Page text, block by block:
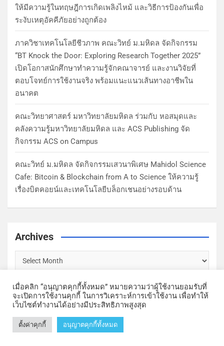
ให้มีความรู้ในทฤษฎีการเกิดเพลิงไหม้ และวิธีการป้องกันเพื่อ
ระงับเหตุอัคคีภัยอย่างถูกต้อง
ภาควิชาเทคโนโลยีชีวภาพ คณะวิทย์ ม.มหิดล จัดกิจกรรม
“BT Knock the Door: Exploring Research Together 2025”
เปิดโอกาสนักศึกษาทำความรู้จักคณาจารย์ และงานวิจัยที่
ตอบโจทย์การใช้งานจริง พร้อมแนะแนวเส้นทางอาชีพใน
อนาคต
คณะวิทยาศาสตร์ มหาวิทยาลัยมหิดล ร่วมกับ หอสมุดและ
คลังความรู้มหาวิทยาลัยมหิดล และ ACS Publishing จัด
กิจกรรม ACS on Campus
คณะวิทย์ ม.มหิดล จัดกิจกรรมเสวนาพิเศษ Mahidol Science
Cafe: Bitcoin & Blockchain from A to Science ให้ความรู้
เรื่องบิตคอยน์และเทคโนโลยีบล็อกเชนอย่างรอบด้าน
Archives
Copyright © Faculty of Science, Mahidol University | Theme by
MantraBrain
เมื่อคลิก “อนุญาตคุกกี้ทั้งหมด” หมายความว่าผู้ใช้งานยอมรับที่
จะเปิดการใช้งานคุกกี้ ในการวิเคราะห์การเข้าใช้งาน เพื่อทำให้
เว็บไซต์ทำงานได้อย่างมีประสิทธิภาพสูงสุด
ตั้งค่าคุกกี้ อนุญาตคุกกี้ทั้งหมด